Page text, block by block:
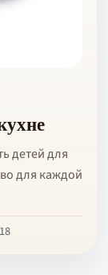
детей для
для каждой